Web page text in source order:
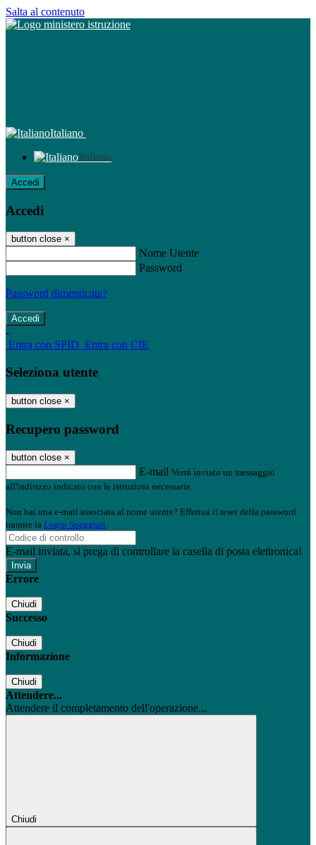
Salta al contenuto
Italiano
Italiano
Accedi
Accedi
button close ×
Nome Utente
Password
Password dimenticata?
-
Entra con SPID Entra con CIE
Seleziona utente
button close ×
Recupero password
button close ×
E-mail Verrà inviato un messaggio
all'indirizzo indicato con le istruzioni necessarie.
Non hai una e-mail associata al nome utente? Effettua il reset della password
tramite la Login Spaggiari
E-mail inviata, si prega di controllare la casella di posta elettronica!
Errore
Chiudi
Successo
Chiudi
Informazione
Chiudi
Attendere...
Attendere il completamento dell'operazione...
Chiudi